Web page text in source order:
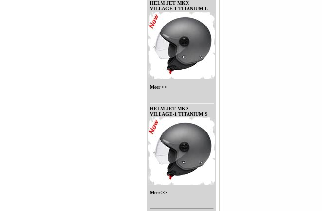
HELM JET MKX
VILLAGE-1 TITANIUM L
Meer >>
HELM JET MKX
VILLAGE-1 TITANIUM S
Meer >>